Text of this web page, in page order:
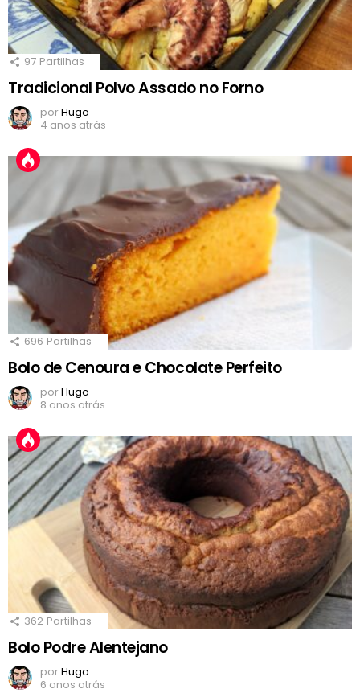
97 Partilhas
Tradicional Polvo Assado no Forno
porHugo
4 anos atrás
696 Partilhas
Bolo de Cenoura e Chocolate Perfeito
porHugo
8 anos atrás
362 Partilhas
Bolo Podre Alentejano
porHugo
6 anos atrás